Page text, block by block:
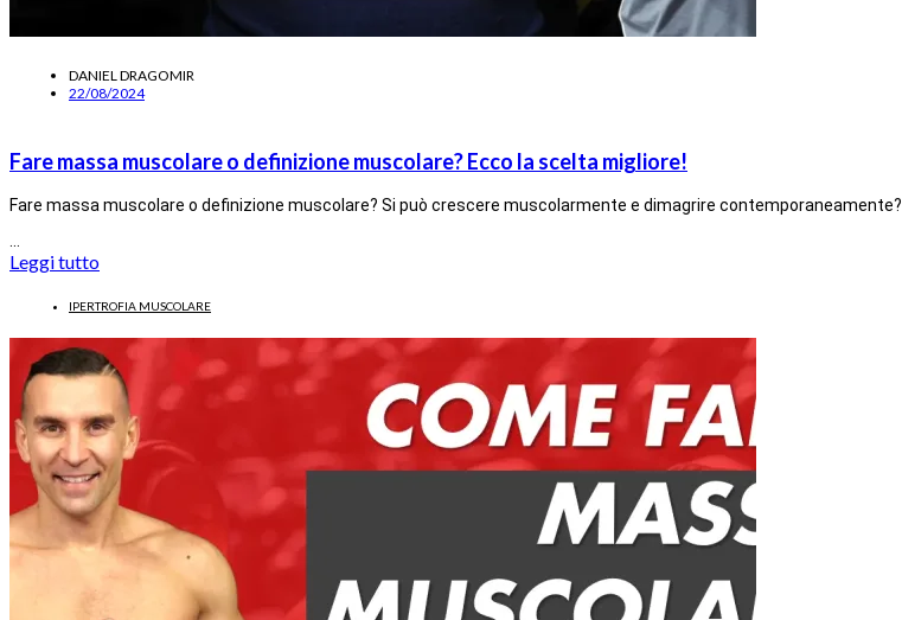
DANIEL DRAGOMIR
22/08/2024
Fare massa muscolare o definizione muscolare? Ecco la scelta migliore!
Fare massa muscolare o definizione muscolare? Si può crescere muscolarmente e dimagrire contemporaneamente?
Leggi tutto
IPERTROFIA MUSCOLARE